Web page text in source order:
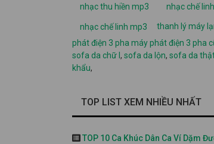
nhạc thu hiền mp3 nhạc chế linh
nhạc chế linh mp3 thanh lý máy
phát điện 3 pha máy phát điện 3 pha
sofa da chữ l , sofa da lộn, sofa da
khẩu,
TOP LIST XEM NHIỀU NHẤT
TOP 10 Ca Khúc Dân Ca Ví Dặm